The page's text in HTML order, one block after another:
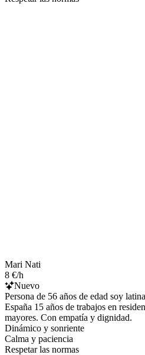
Mari Nati
8 €/h
Nuevo
Persona de 56 años de edad soy
España 15 años de trabajos en
mayores. Con empatía y dignidad.
Dinámico y sonriente
Calma y paciencia
Respetar las normas